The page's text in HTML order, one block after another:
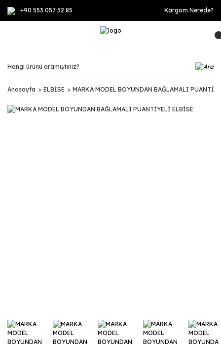
+90 553 057 52 85 Kargom Nerede?
Anasayfa ELBİSE MARKA MODEL BOYUNDAN BAĞLAMALI